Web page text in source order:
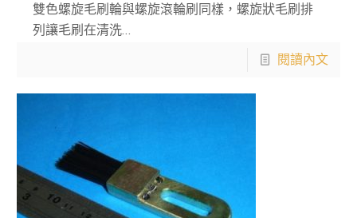
雙色螺旋毛刷輪與螺旋滾輪刷同樣，螺旋狀毛刷排
列讓毛刷在清洗…
閱讀內文